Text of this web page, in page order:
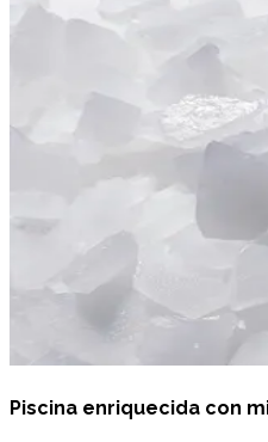
Piscina enriquecida con